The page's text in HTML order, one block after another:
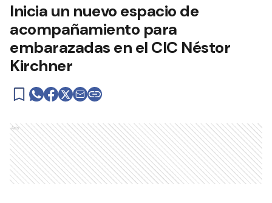
Inicia un nuevo espacio de
acompañamiento para
embarazadas en el CIC Néstor
Kirchner
Ads